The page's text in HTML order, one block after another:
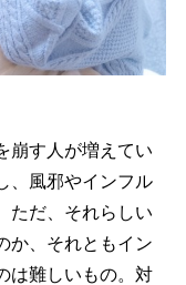
崩す人が増えてい
、風邪やインフル
ただ、それらしい
か、それともイン
は難しいもの。対